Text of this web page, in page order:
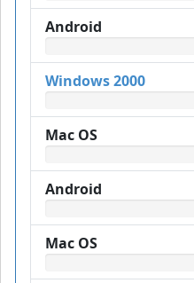
Android
Windows 2000
Mac OS
Android
Mac OS